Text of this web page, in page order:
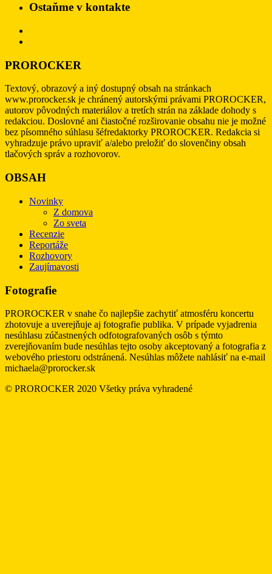
Ostaňme v kontakte
PROROCKER
Textový, obrazový a iný dostupný obsah na stránkach
www.prorocker.sk je chránený autorskými právami PROROCKER,
autorov pôvodných materiálov a tretích strán na základe dohody s
redakciou. Doslovné ani čiastočné rozširovanie obsahu nie je možné
bez písomného súhlasu šéfredaktorky PROROCKER. Redakcia si
vyhradzuje právo upraviť a/alebo preložiť do slovenčiny obsah
tlačových správ a rozhovorov.
OBSAH
Novinky
Z domova
Zo sveta
Recenzie
Reportáže
Rozhovory
Zaujímavosti
Fotografie
PROROCKER v snahe čo najlepšie zachytiť atmosféru koncertu
zhotovuje a uverejňuje aj fotografie publika. V prípade vyjadrenia
nesúhlasu zúčastnených odfotografovaných osôb s týmto
zverejňovaním bude nesúhlas tejto osoby akceptovaný a fotografia z
webového priestoru odstránená. Nesúhlas môžete nahlásiť na e-mail
michaela@prorocker.sk
© PROROCKER 2020 Všetky práva vyhradené